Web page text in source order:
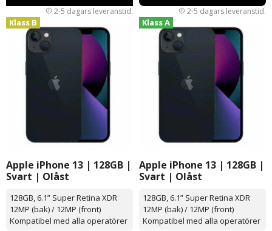
Apple iPhone 13 | 128GB |
Svart | Olåst
Klass B
128GB, 6.1” Super Retina XDR
12MP (bak) / 12MP (front)
Kompatibel med alla operatörer
Apple iPhone 13 | 128GB |
Svart | Olåst
Klass A
128GB, 6.1” Super Retina XDR
12MP (bak) / 12MP (front)
Kompatibel med alla operatörer